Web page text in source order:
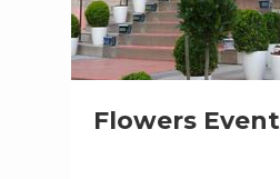
Flowers Event